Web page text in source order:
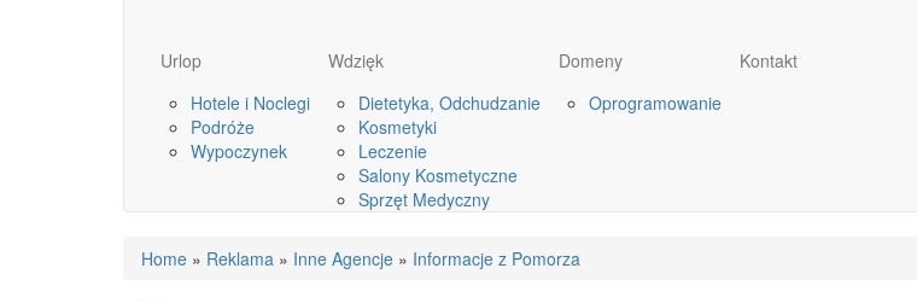
Urlop
Hotele i Noclegi
Podróże
Wypoczynek
Wdzięk
Dietetyka, Odchudzanie
Kosmetyki
Leczenie
Salony Kosmetyczne
Sprzęt Medyczny
Domeny
Oprogramowanie
Kontakt
Home » Reklama » Inne Agencje » Informacje z Pomorza